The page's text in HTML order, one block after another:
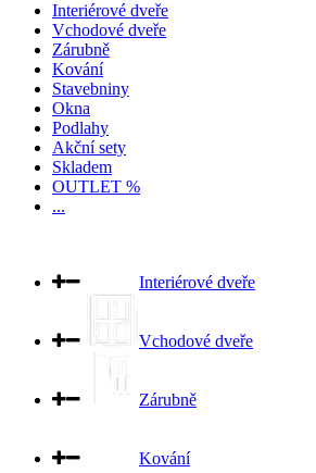
Interiérové dveře
Vchodové dveře
Zárubně
Kování
Stavebniny
Okna
Podlahy
Akční sety
Skladem
OUTLET %
...
Interiérové dveře
Vchodové dveře
Zárubně
Kování